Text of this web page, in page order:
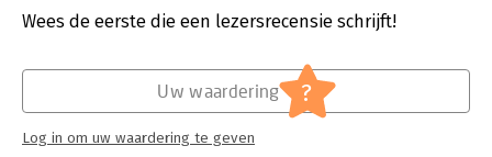
begint het feest en zie je de wondertjes gebeuren.
zorgen, angsten en negatieve zelfbeeld. Jij gaat lekker
genieten van je leven.
Druk:
1
Psychologie
Wees de eerste die een lezersrecensie schrijft!
Uw waardering ?
Log in om uw waardering te geven